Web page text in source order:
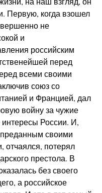
Первую, когда взошел
не
и
российским
перед
всеми своими
союз со
и Францией, дал
войну за чужие
России. И,
преданным своими
отчаялся, потерял
престола. В
без своего
а российское